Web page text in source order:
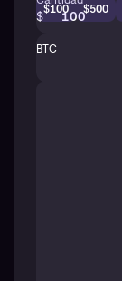
$$100 $500
BTC